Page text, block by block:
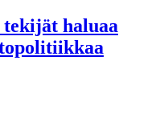
tekijät haluaa